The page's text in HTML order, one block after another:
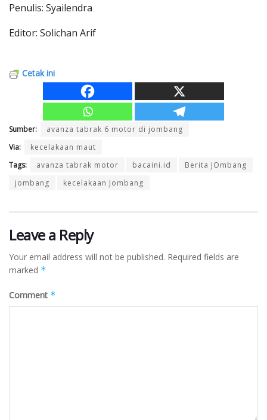
Penulis: Syailendra
Editor: Solichan Arif
Cetak ini
Sumber:
avanza tabrak 6 motor di jombang
Via:
kecelakaan maut
Tags:
avanza tabrak motor bacaini.id
Berita JOmbang
jombang
kecelakaan Jombang
Leave a Reply
Your email address will not be published. Required fields are
marked *
Comment *